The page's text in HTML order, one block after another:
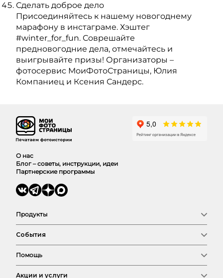
Сделать доброе дело
Присоединяйтесь к нашему новогоднему
марафону в инстаграме. Хэштег
#winter_for_fun. Соврешайте
предновогодние дела, отмечайтесь и
выигрывайте призы! Организаторы –
фотосервис МоиФотоСтраницы, Юлия
Компаниец и Ксения Сандерс.
О нас
Блог – советы, инструкции, идеи
Партнерские программы
Продукты
Фото
Календари
Выпускные
Сертификат
Магазин
События
Семья
Любовь
Детские
Помощь
Акции и услуги